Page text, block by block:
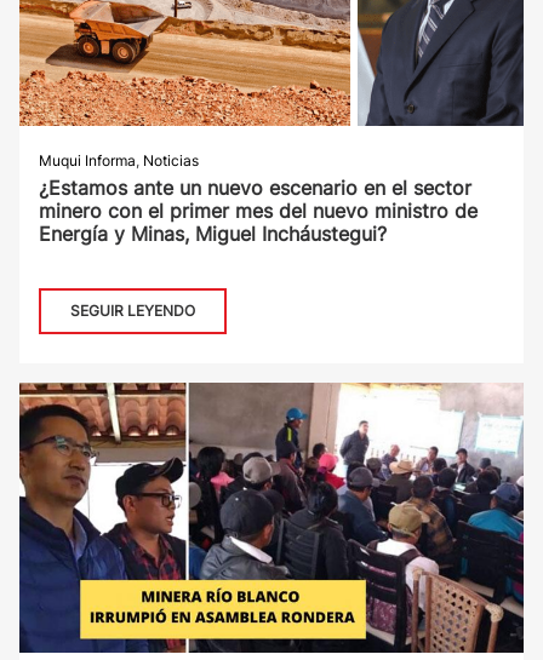
Muqui Informa, Noticias
¿Estamos ante un nuevo escenario en el sector
minero con el primer mes del nuevo ministro de
Energía y Minas, Miguel Incháustegui?
SEGUIR LEYENDO